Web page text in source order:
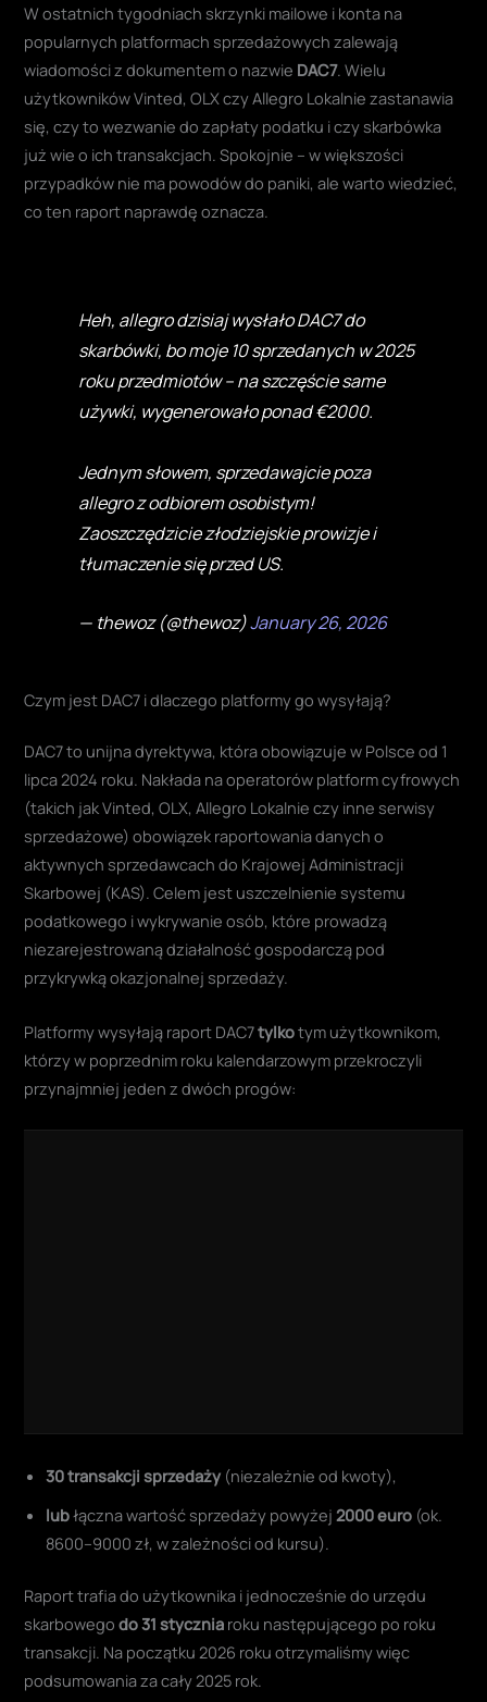
W ostatnich tygodniach skrzynki mailowe i konta na
popularnych platformach sprzedażowych zalewają
wiadomości z dokumentem o nazwie DAC7. Wielu
użytkowników Vinted, OLX czy Allegro Lokalnie zastanawia
się, czy to wezwanie do zapłaty podatku i czy skarbówka
już wie o ich transakcjach. Spokojnie – w większości
przypadków nie ma powodów do paniki, ale warto wiedzieć,
co ten raport naprawdę oznacza.
skarbówki, bo moje 10 sprzedanych w 2025
roku przedmiotów – na szczęście same
używki, wygenerowało ponad €2000.
allegro z odbiorem osobistym!
Zaoszczędzicie złodziejskie prowizje i
tłumaczenie się przed US.
lipca 2024 roku. Nakłada na operatorów platform cyfrowych
(takich jak Vinted, OLX, Allegro Lokalnie czy inne serwisy
sprzedażowe) obowiązek raportowania danych o
aktywnych sprzedawcach do Krajowej Administracji
Skarbowej (KAS). Celem jest uszczelnienie systemu
podatkowego i wykrywanie osób, które prowadzą
niezarejestrowaną działalność gospodarczą pod
przykrywką okazjonalnej sprzedaży.
którzy w poprzednim roku kalendarzowym przekroczyli
przynajmniej jeden z dwóch progów:
lubłączna wartość sprzedaży powyżej2000 euro
8600–9000 zł, w zależności od kursu).
skarbowegodo 31 styczniaroku następującego po roku
transakcji. Na początku 2026 roku otrzymaliśmy więc
podsumowania za cały 2025 rok.